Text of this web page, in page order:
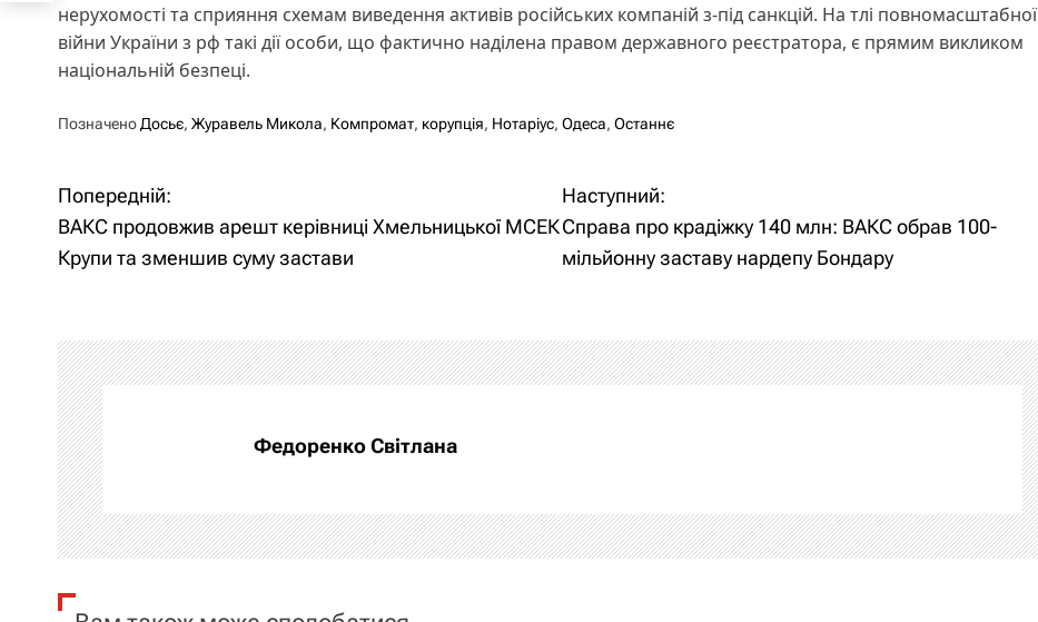
нерухомості та сприяння схемам виведення активів російських компаній з-під санкцій. На тлі повномасштабної
війни України з рф такі дії особи, що фактично наділена правом державного реєстратора, є прямим викликом
національній безпеці.
Позначено Досьє, Журавель Микола, Компромат, корупція, Нотаріус, Одеса, Останнє
Н
а
і
г
а
ц
і
я
Попередній:
ВАКС продовжив арешт керівниці Хмельницької МСЕК
Крупи та зменшив суму застави
Наступний:
Справа про крадіжку 140 млн: ВАКС обрав 100-
мільйонну заставу нардепу Бондару
Федоренко Світлана